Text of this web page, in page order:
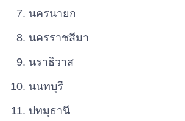
นครนายก
นครราชสีมา
นราธิวาส
นนทบุรี
ปทมุธานี